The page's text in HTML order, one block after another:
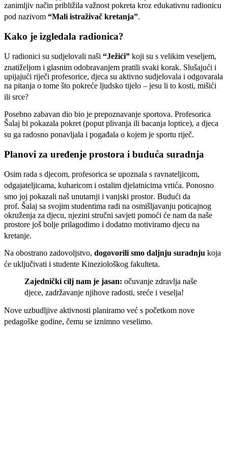
zanimljiv način približila važnost pokreta kroz edukativnu radionicu
pod nazivom “Mali istraživač kretanja”.
Kako je izgledala radionica?
U radionici su sudjelovali naši “Ježići” koji su s velikim veseljem,
znatiželjom i glasnim odobravanjem pratili svaki korak. Slušajući i
upijajući riječi profesorice, djeca su aktivno sudjelovala i odgovarala
na pitanja o tome što pokreće ljudsko tijelo – jesu li to kosti, mišići
ili srce?
Posebno zabavan dio bio je prepoznavanje sportova. Profesorica
Šalaj bi pokazala pokret (poput plivanja ili bacanja loptice), a djeca
su ga radosno ponavljala i pogađala o kojem je sportu riječ.
Planovi za uređenje prostora i buduća suradnja
Osim rada s djecom, profesorica se upoznala s ravnateljicom,
odgajateljicama, kuharicom i ostalim djelatnicima vrtića. Ponosno
smo joj pokazali naš unutarnji i vanjski prostor. Budući da
prof. Šalaj sa svojim studentima radi na osmišljavanju poticajnog
okruženja za djecu, njezini stručni savjeti pomoći će nam da naše
prostore još bolje prilagodimo i dodatno motiviramo djecu na
kretanje.
Na obostrano zadovoljstvo, dogovorili smo daljnju suradnju koja
će uključivati i studente Kineziološkog fakulteta.
Zajednički cilj nam je jasan: očuvanje zdravlja naše
djece, zadržavanje njihove radosti, sreće i veselja!
Nove uzbudljive aktivnosti planiramo već s početkom nove
pedagoške godine, čemu se iznimno veselimo.